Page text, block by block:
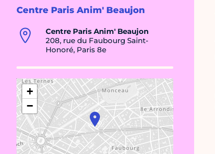
Centre Paris Anim' Beaujon
Centre Paris Anim' Beaujon
208, rue du Faubourg Saint-
Honoré, Paris 8e
+
−